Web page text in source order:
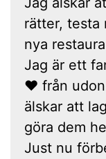
rätter, testa
nya
Jag är ett
❤ från
älskar att
göra dem
Just nu